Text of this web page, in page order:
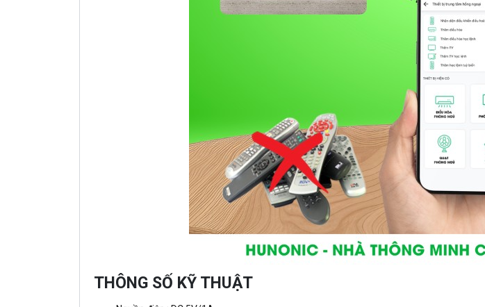
THÔNG SỐ KỸ THUẬT